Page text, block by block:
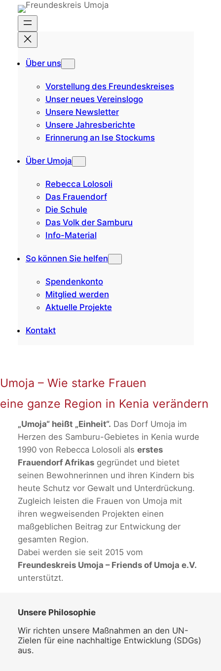
Inhalt
springen
Über uns
Vorstellung des Freundeskreises
Unser neues Vereinslogo
Unsere Newsletter
Unsere Jahresberichte
Erinnerung an Ise Stockums
Über Umoja
Rebecca Lolosoli
Das Frauendorf
Die Schule
Das Volk der Samburu
Info-Material
So können Sie helfen
Spendenkonto
Mitglied werden
Aktuelle Projekte
Kontakt
Umoja – Wie starke Frauen
eine ganze Region in Kenia verändern
„Umoja“ heißt „Einheit“. Das Dorf Umoja im
Herzen des Samburu-Gebietes in Kenia wurde
1990 von Rebecca Lolosoli als erstes
Frauendorf Afrikasgegründet und bietet
seinen Bewohnerinnen und ihren Kindern bis
heute Schutz vor Gewalt und Unterdrückung.
Zugleich leisten die Frauen von Umoja mit
ihren wegweisenden Projekten einen
maßgeblichen Beitrag zur Entwickung der
gesamten Region.
Dabei werden sie seit 2015 vom
Freundeskreis Umoja – Friends of Umoja e.V.
unterstützt.
Unsere Philosophie
Wir richten unsere Maßnahmen an den UN-
Zielen für eine nachhaltige Entwicklung (SDGs)
aus.